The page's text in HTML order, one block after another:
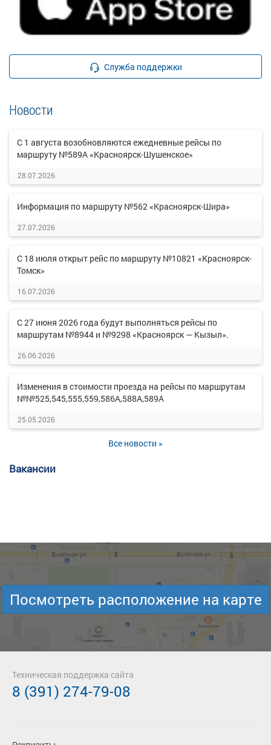
Служба поддержки
Новости
С 1 августа возобновляются ежедневные рейсы по
маршруту №589А «Красноярск-Шушенское»
28.07.2026
Информация по маршруту №562 «Красноярск-Шира»
27.07.2026
С 18 июля открыт рейс по маршруту №10821 «Красноярск-
Томск»
16.07.2026
С 27 июня 2026 года будут выполняться рейсы по
маршрутам №8944 и №9298 «Красноярск — Кызыл».
26.06.2026
Изменения в стоимости проезда на рейсы по маршрутам
№№525,545,555,559,586А,588А,589А
25.05.2026
Все новости »
Вакансии
Посмотреть расположение на карте
Техническая поддержка сайта
8 (391) 274-79-08